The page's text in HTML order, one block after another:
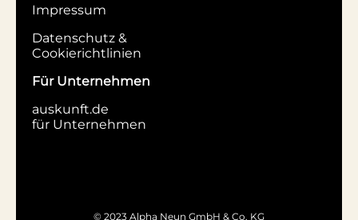
Impressum
Datenschutz &
Cookierichtlinien
Für Unternehmen
auskunft.de
für Unternehmen
© 2023 Alpha Neun GmbH & Co. KG